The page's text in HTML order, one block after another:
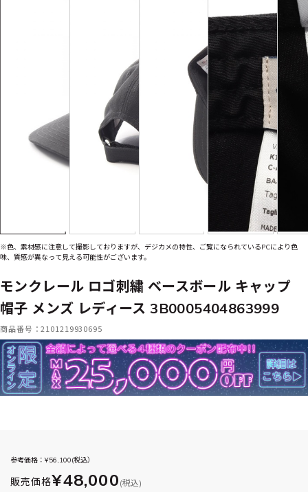
※色、素材感に注意して撮影しておりますが、デジカメの特性、ご覧になられているPCにより色
味、質感が異なって見える可能性がございます。
モンクレール ロゴ刺繍 ベースボール キャップ
帽子 メンズ レディース 3B0005404863999
商品番号：2101219930695
参考価格：¥56,100(税込）
販売価格¥48,000 (税込)